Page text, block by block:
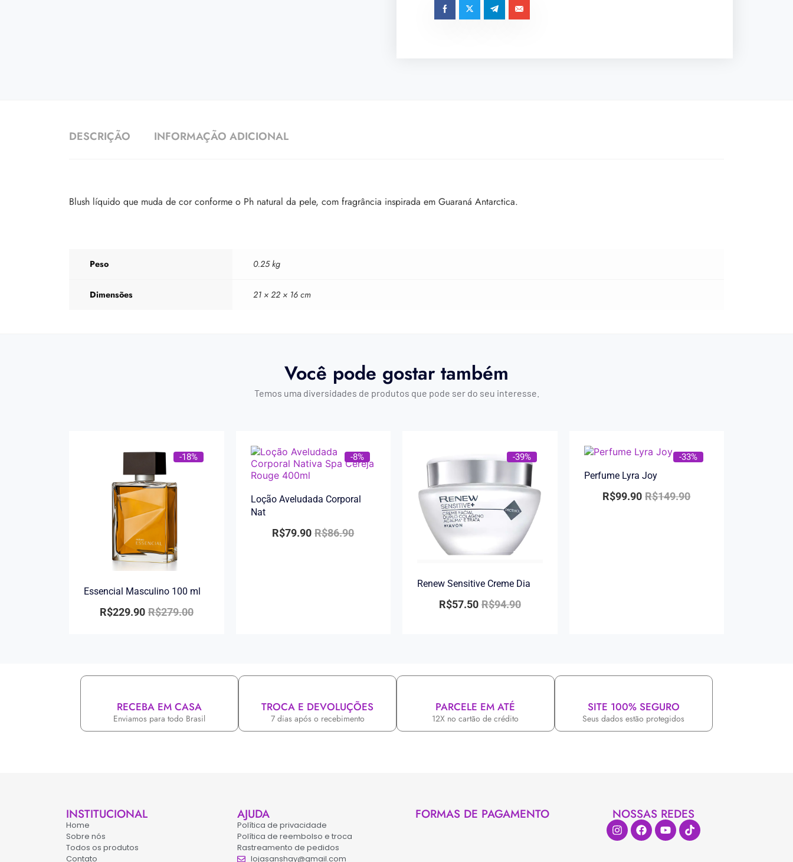
DESCRIÇÃO INFORMAÇÃO ADICIONAL
Blush líquido que muda de cor conforme o Ph natural da pele, com fragrância inspirada em Guaraná Antarctica.
Peso 0.25 kg
Dimensões 21 × 22 × 16 cm
Você pode gostar também
Temos uma diversidades de produtos que pode ser do seu interesse.
-18%
Essencial Masculino 100 ml
R$279.00
R$229.90
-8%
Loção Aveludada Corporal
Nat
R$86.90
R$79.90
-39%
Renew Sensitive Creme Dia
R$94.90
R$57.50
-33%
Perfume Lyra Joy
R$149.90
R$99.90
RECEBA EM CASA
Enviamos para todo Brasil
TROCA E DEVOLUÇÕES
7 dias após o recebimento
PARCELE EM ATÉ
12X no cartão de crédito
SITE 100% SEGURO
Seus dados estão protegidos
INSTITUCIONAL
Home
Sobre nós
Todos os produtos
Contato
AJUDA
Política de privacidade
Política de reembolso e troca
Rastreamento de pedidos
lojasanshay@gmail.com
FORMAS DE PAGAMENTO NOSSAS REDES